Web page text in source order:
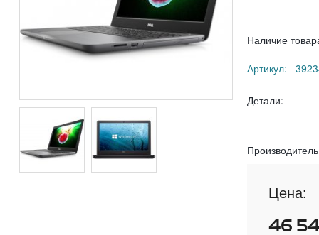
Наличие
Артикул:
Детали:
Цена:
46